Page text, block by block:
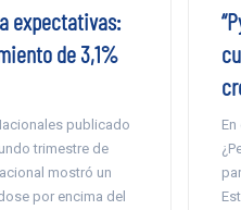
expectativas:
de 3,1%
publicado
trimestre de
mostró un
por encima del